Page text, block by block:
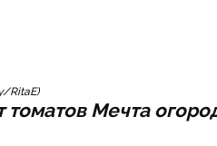
RitaE
томатов Мечта